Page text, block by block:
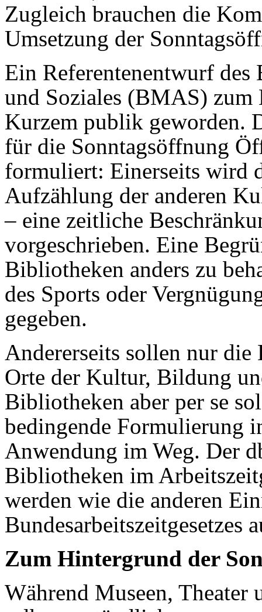
Zugleich brauchen die
Umsetzung der
Ein Referentenentwurf
und Soziales (BMAS) zum
Kurzem publik geworden.
für die Sonntagsöffnung
formuliert: Einerseits wird
Aufzählung der anderen
– eine zeitliche
vorgeschrieben. Eine
Bibliotheken anders zu
des Sports oder
gegeben.
Andererseits sollen nur
Orte der Kultur, Bildung
Bibliotheken aber per se
bedingende Formulierung
Anwendung im Weg. Der
Bibliotheken im
werden wie die anderen
Bundesarbeitszeitgesetzes
Zum Hintergrund der
Während Museen, Theater